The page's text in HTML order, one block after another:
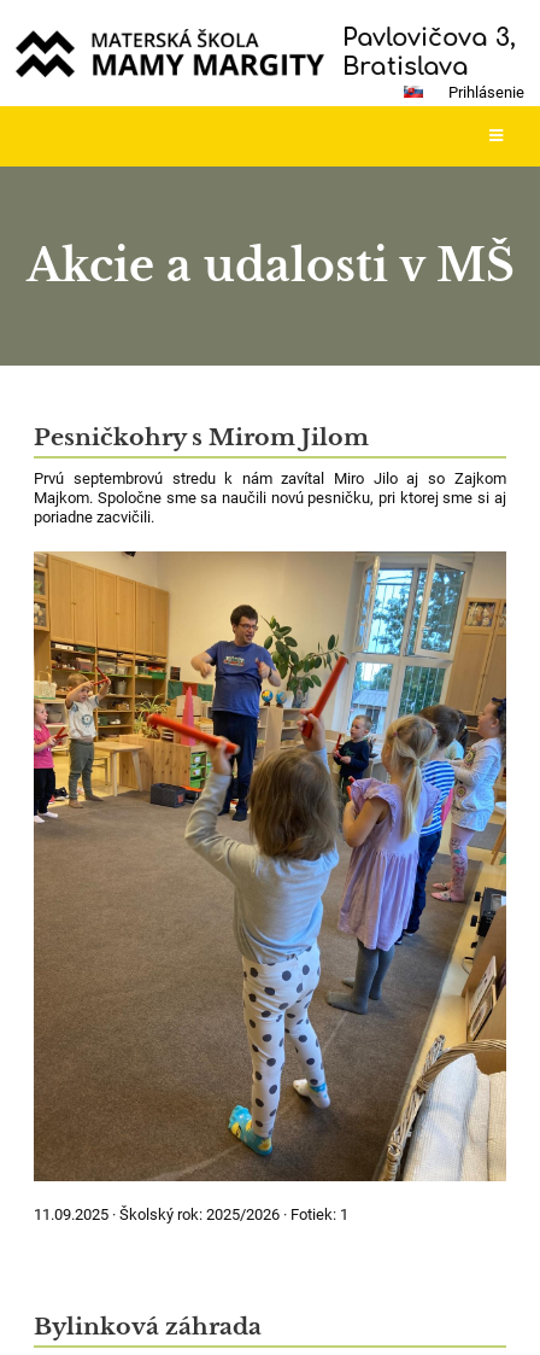
Pavlovičova 3,
Bratislava
Prihlásenie
Akcie a udalosti v MŠ
udalosti
MŠ
Pesničkohry s Mirom Jilom
Prvú septembrovú stredu k nám zavítal Miro Jilo aj so Zajkom
Majkom. Spoločne sme sa naučili novú pesničku, pri ktorej sme si aj
poriadne zacvičili.
11.09.2025 · Školský rok: 2025/2026 · Fotiek: 1
Bylinková záhrada